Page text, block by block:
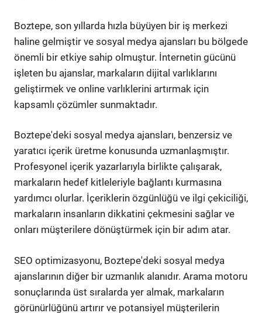
Boztepe, son yıllarda hızla büyüyen bir iş merkezi
haline gelmiştir ve sosyal medya ajansları bu bölgede
önemli bir etkiye sahip olmuştur. İnternetin gücünü
işleten bu ajanslar, markaların dijital varlıklarını
geliştirmek ve online varlıklerini artırmak için
kapsamlı çözümler sunmaktadır.
Boztepe'deki sosyal medya ajansları, benzersiz ve
yaratıcı içerik üretme konusunda uzmanlaşmıştır.
Profesyonel içerik yazarlarıyla birlikte çalışarak,
markaların hedef kitleleriyle bağlantı kurmasına
yardımcı olurlar. İçeriklerin özgünlüğü ve ilgi çekiciliği,
markaların insanların dikkatini çekmesini sağlar ve
onları müşterilere dönüştürmek için bir adım atar.
SEO optimizasyonu, Boztepe'deki sosyal medya
ajanslarının diğer bir uzmanlık alanıdır. Arama motoru
sonuçlarında üst sıralarda yer almak, markaların
görünürlüğünü artırır ve potansiyel müşterilerin